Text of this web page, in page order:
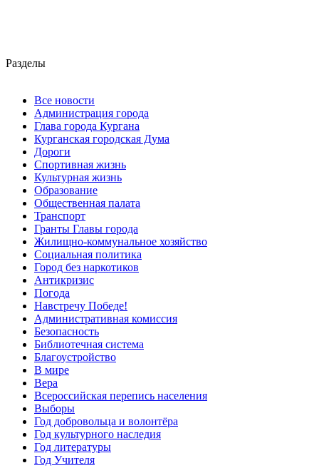
Разделы
Все новости
Администрация города
Глава города Кургана
Курганская городская Дума
Дороги
Спортивная жизнь
Культурная жизнь
Образование
Общественная палата
Транспорт
Гранты Главы города
Жилищно-коммунальное хозяйство
Социальная политика
Город без наркотиков
Антикризис
Погода
Навстречу Победе!
Административная комиссия
Безопасность
Библиотечная система
Благоустройство
В мире
Вера
Всероссийская перепись населения
Выборы
Год добровольца и волонтёра
Год культурного наследия
Год литературы
Год Учителя